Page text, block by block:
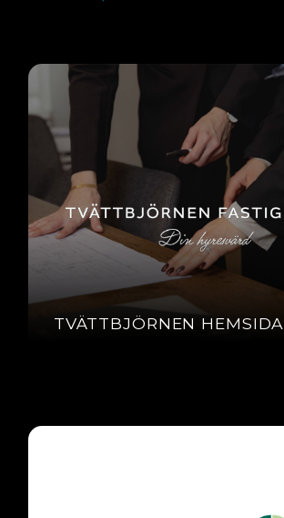
TVÄTTBJÖRNEN HEMSIDA